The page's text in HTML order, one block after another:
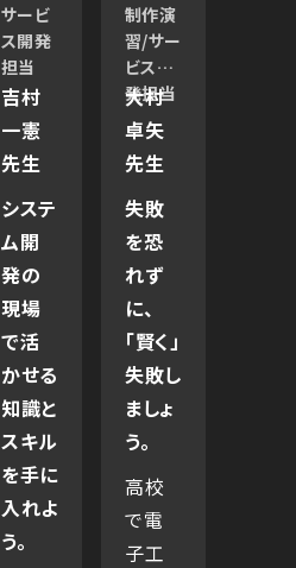
サービ
ス開発
担当
吉村
一憲
先生
システ
ム開
発の
現場
で活
かせる
知識と
スキル
を手に
入れよ
う。
制作演
習/サー
ビス開
発担当
大村
卓矢
先生
失敗
を恐
れず
に、
「賢く」
失敗し
ましょ
う。
高校
で電
子工